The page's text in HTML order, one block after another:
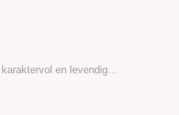
en levendig…